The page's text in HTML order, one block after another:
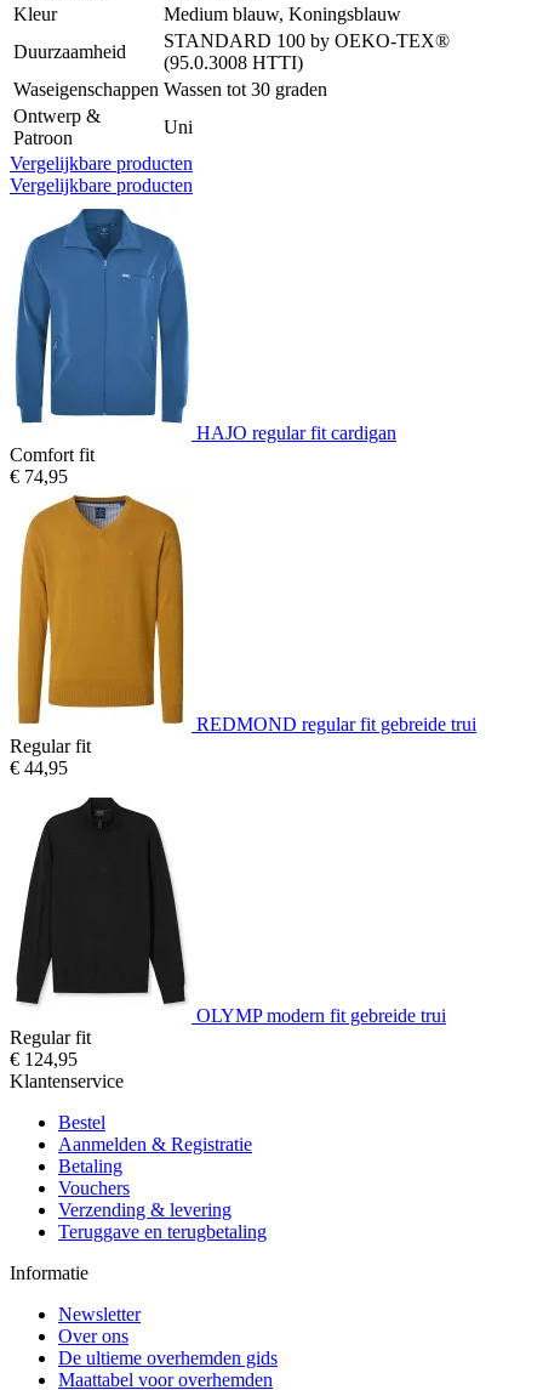
Kleur
Medium blauw, Koningsblauw
Duurzaamheid
STANDARD 100 by OEKO-TEX®
(95.0.3008 HTTI)
Waseigenschappen Wassen tot 30 graden
Ontwerp &
Patroon
Uni
Vergelijkbare producten
Vergelijkbare producten
HAJO regular fit cardigan
Comfort fit
€ 74,95
REDMOND regular fit gebreide trui
Regular fit
€ 44,95
OLYMP modern fit gebreide trui
Regular fit
€ 124,95
Klantenservice
Bestel
Aanmelden & Registratie
Betaling
Vouchers
Verzending & levering
Teruggave en terugbetaling
Informatie
Newsletter
Over ons
De ultieme overhemden gids
Maattabel voor overhemden